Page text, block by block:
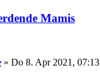
Mamis
» Do 8. Apr 2021, 07:13